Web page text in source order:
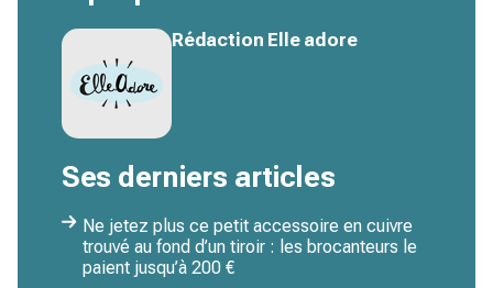
Rédaction Elle adore
Ses derniers articles
Ne jetez plus ce petit accessoire en cuivre
trouvé au fond d’un tiroir : les brocanteurs le
paient jusqu’à 200 €